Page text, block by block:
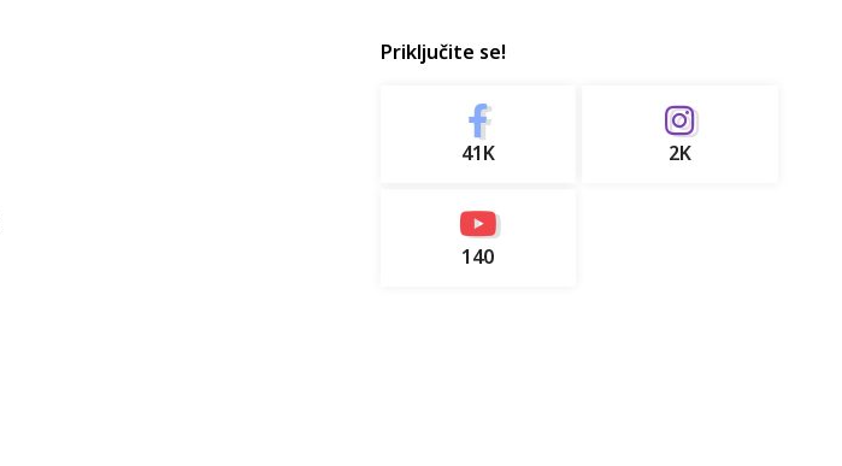
Priključite se!
41K 2K
140